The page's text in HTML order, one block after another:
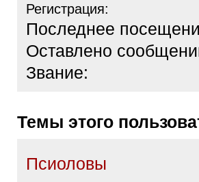
Регистрация:
Последнее
Оставлено
Звание:
Темы этого
Псиоловы